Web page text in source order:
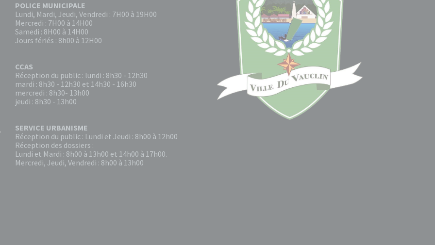
POLICE MUNICIPALE
Lundi, Mardi, Jeudi, Vendredi : 7H00 à 19H00
Mercredi : 7H00 à 14H00
Samedi : 8H00 à 14H00
Jours fériés : 8h00 à 12H00
CCAS
Réception du public : lundi : 8h30 - 12h30
mardi : 8h30 - 12h30 et 14h30 - 16h30
mercredi : 8h30- 13h00
jeudi : 8h30 - 13h00
SERVICE URBANISME
Réception du public : Lundi et Jeudi : 8h00 à 12h00
Réception des dossiers :
Lundi et Mardi : 8h00 à 13h00 et 14h00 à 17h00.
Mercredi, Jeudi, Vendredi : 8h00 à 13h00